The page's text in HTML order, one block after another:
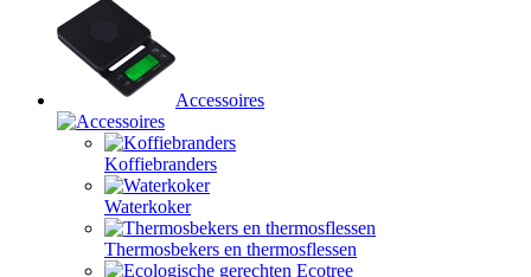
Accessoires
Koffiebranders
Waterkoker
Thermosbekers en thermosflessen